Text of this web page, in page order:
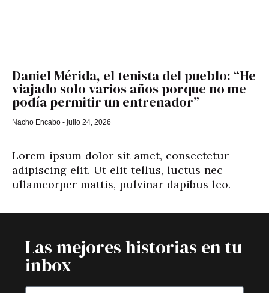
Daniel Mérida, el tenista del pueblo: “He
viajado solo varios años porque no me
podía permitir un entrenador”
Nacho Encabo julio 24, 2026
Lorem ipsum dolor sit amet, consectetur
adipiscing elit. Ut elit tellus, luctus nec
ullamcorper mattis, pulvinar dapibus leo.
Las mejores historias en tu
inbox